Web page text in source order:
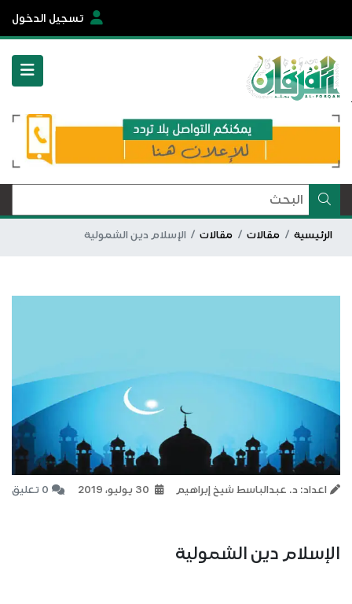
تسجيل الدخول
الرئيسية مقالات مقالات الإسلام دين الشمولية
اعداد: د. عبدالباسط شيخ إبراهيم 0 تعليق
الإسلام دين الشمولية